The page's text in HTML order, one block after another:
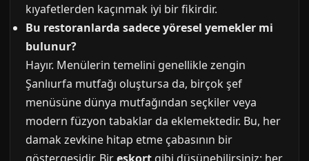
kıyafetlerden kaçınmak iyi bir fikirdir.
Bu restoranlarda sadece yöresel yemekler mi
bulunur?
Hayır. Menülerin temelini genellikle zengin
Şanlıurfa mutfağı oluştursa da, birçok şef
menüsüne dünya mutfağından seçkiler veya
modern füzyon tabaklar da eklemektedir. Bu, her
damak zevkine hitap etme çabasının bir